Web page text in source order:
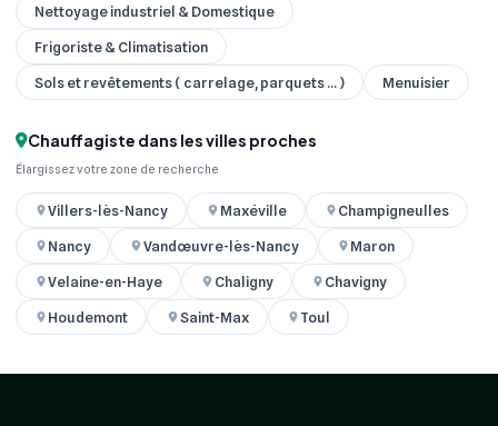
Nettoyage industriel & Domestique
Frigoriste & Climatisation
Sols et revêtements ( carrelage, parquets ... )
Menuisier
Chauffagiste dans les villes proches
Élargissez votre zone de recherche
Villers-lès-Nancy Maxéville
Champigneulles
Nancy
Vandœuvre-lès-Nancy
Maron
Velaine-en-Haye
Chaligny
Chavigny
Houdemont
Saint-Max Toul